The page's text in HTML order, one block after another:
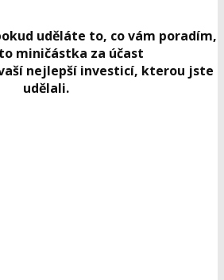
uděláte to, co vám poradím,
miničástka za účast
nejlepší investicí, kterou jste
udělali.
online